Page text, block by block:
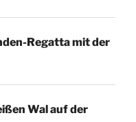
Regatta mit der
Wal auf der